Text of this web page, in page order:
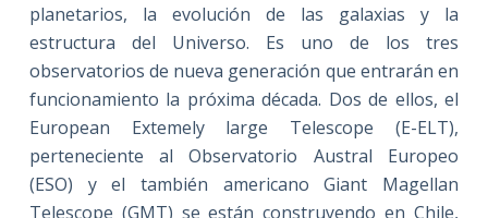
planetarios, la evolución de las galaxias y la
estructura del Universo. Es uno de los tres
observatorios de nueva generación que entrarán en
funcionamiento la próxima década. Dos de ellos, el
European Extemely large Telescope (E-ELT),
perteneciente al Observatorio Austral Europeo
(ESO) y el también americano Giant Magellan
Telescope (GMT) se están construyendo en Chile,